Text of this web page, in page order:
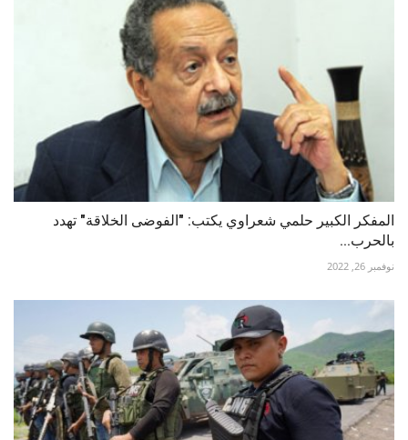
المفكر الكبير حلمي شعراوي يكتب: "الفوضى الخلاقة" تهدد
بالحرب...
نوفمبر 26, 2022